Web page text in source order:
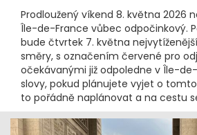
Prodloužený víkend 8. května 2026
Île-de-France vůbec odpočinkový.
bude čtvrtek 7. května
směry, s označením červené pro
očekávanými již odpoledne v Île-
slovy, pokud plánujete vyjet o
to pořádně naplánovat a na cestu